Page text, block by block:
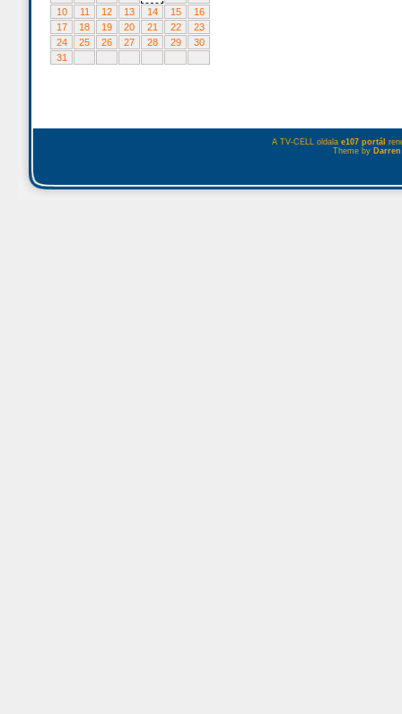
10
11 12 13 14 15
16
17
18 19 20 21 22
23
24
25 26 27 28 29
30
31
A TV-CELL oldala e107 portál
Theme by